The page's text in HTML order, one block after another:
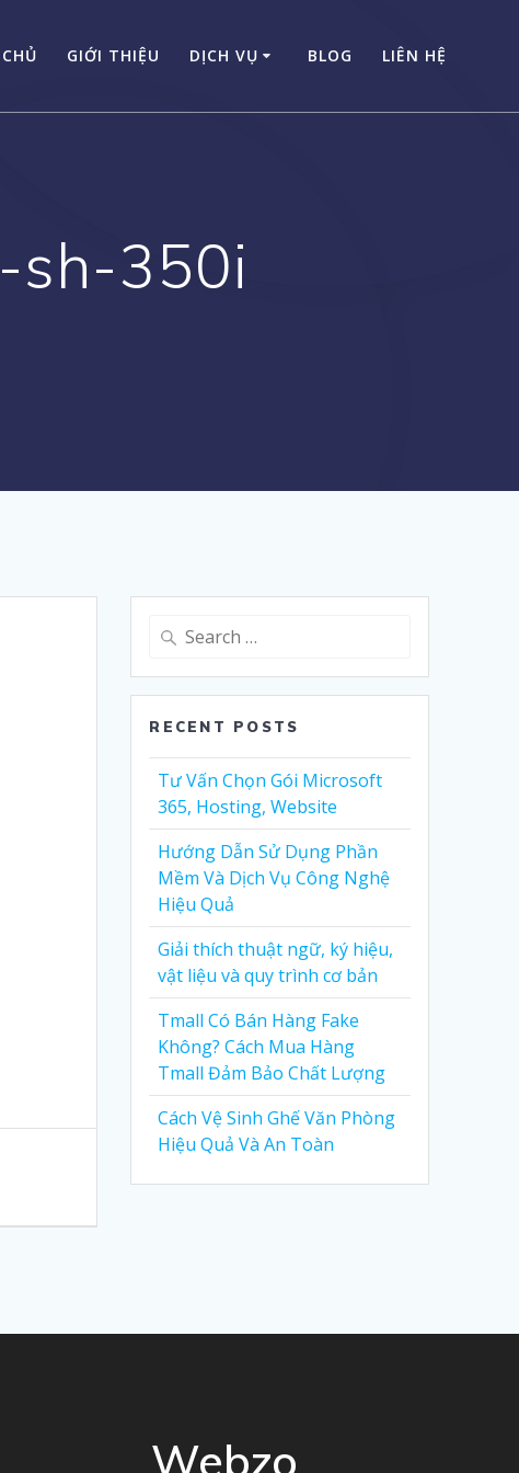
GIỚI THIỆU DỊCH VỤ BLOG LIÊN HỆ
sh-350i
Search
RECENT POSTS
Tư Vấn Chọn Gói Microsoft
365, Hosting, Website
Hướng Dẫn Sử Dụng Phần
Mềm Và Dịch Vụ Công Nghệ
Hiệu Quả
Giải thích thuật ngữ, ký hiệu,
vật liệu và quy trình cơ bản
Tmall Có Bán Hàng Fake
Không? Cách Mua Hàng
Tmall Đảm Bảo Chất Lượng
Cách Vệ Sinh Ghế Văn Phòng
Hiệu Quả Và An Toàn
Webzo